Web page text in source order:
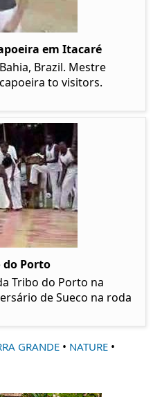
em Itacaré
Brazil. Mestre
to visitors.
do Porto
Tribo do Porto na
de Sueco na roda
GRANDE • NATURE •